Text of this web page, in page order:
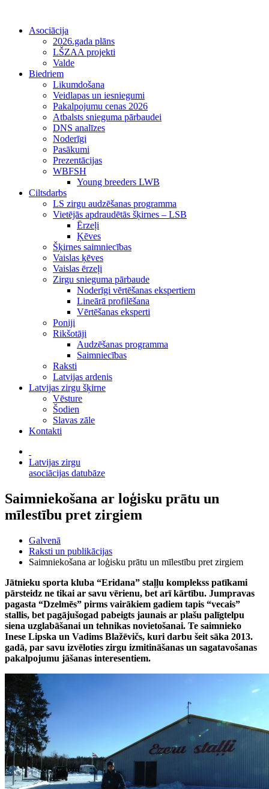
Asociācija
2026.gada plāns
LŠZAA projekti
Valde
Biedriem
Likumdošana
Veidlapas un iesniegumi
Pakalpojumu cenas 2026
Atbalsts snieguma pārbaudei
DNS analīzes
Noderīgi
Pasākumi
Prezentācijas
WBFSH
Young breeders LWB
Ciltsdarbs
LS zirgu audzēšanas programma
Vietējās apdraudētās šķirnes – LSB
Ērzeļi
Ķēves
Šķirnes saimniecības
Vaislas ķēves
Vaislas ērzeļi
Zirgu snieguma pārbaude
Noderīgi vērtēšanas ekspertiem
Lineārā profilēšana
Vērtēšanas eksperti
Poniji
Rikšotāji
Audzēšanas programma
Saimniecības
Raksti
Latvijas ardenis
Latvijas zirgu šķirne
Vēsture
Šodien
Slavas zāle
Kontakti
Latvijas zirgu
asociācijas datubāze
Saimniekošana ar loģisku prātu un
mīlestību pret zirgiem
Galvenā
Raksti un publikācijas
Saimniekošana ar loģisku prātu un mīlestību pret zirgiem
Jātnieku sporta kluba “Eridana” staļļu komplekss patīkami
pārsteidz ne tikai ar savu vērienu, bet arī kārtību. Jumpravas
pagasta “Dzelmēs” pirms vairākiem gadiem tapis “vecais”
stallis, bet pagājušogad pabeigts jaunais ar plašu palīgtelpu
siena uzglabāšanai un tehnikas novietošanai. Te saimnieko
Inese Lipska un Vadims Blažēvičs, kuri darbu šeit sāka 2013.
gadā, par savu izvēloties zirgu izmitināšanas un sagatavošanas
pakalpojumu jāšanas interesentiem.